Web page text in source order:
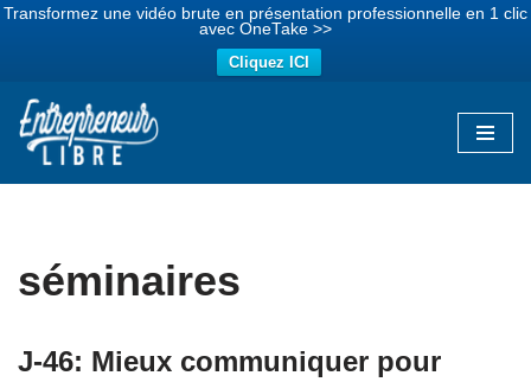
Transformez une vidéo brute en présentation professionnelle en 1 clic
avec OneTake >>
Cliquez ICI
Aller
séminaires
J-46: Mieux communiquer pour